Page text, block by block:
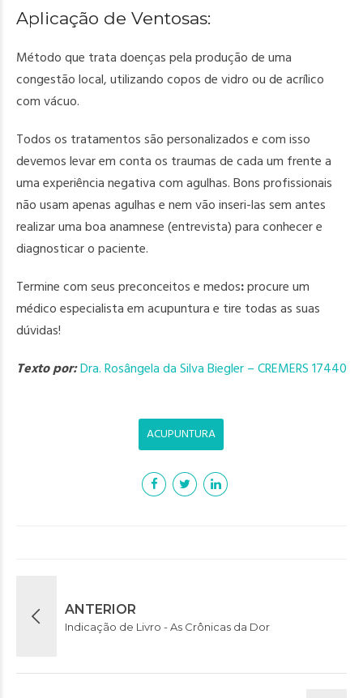
Aplicação de Ventosas:
Método que trata doenças pela produção de uma
congestão local, utilizando copos de vidro ou de acrílico
com vácuo.
Todos os tratamentos são personalizados e com isso
devemos levar em conta os traumas de cada um frente a
uma experiência negativa com agulhas. Bons profissionais
não usam apenas agulhas e nem vão inseri-las sem antes
realizar uma boa anamnese (entrevista) para conhecer e
diagnosticar o paciente.
Termine com seus preconceitos e medos:procure um
médico especialista em acupuntura e tire todas as suas
dúvidas!
Texto por:Dra. Rosângela da Silva Biegler – CREMERS 17440
ACUPUNTURA
ANTERIOR
Indicação de Livro - As Crônicas da Dor